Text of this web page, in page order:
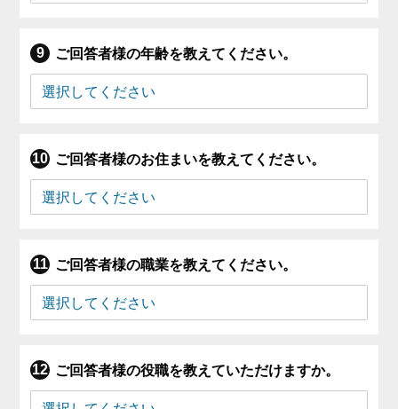
ご回答者様の年齢を教えてください。
ご回答者様のお住まいを教えてください。
ご回答者様の職業を教えてください。
ご回答者様の役職を教えていただけますか。